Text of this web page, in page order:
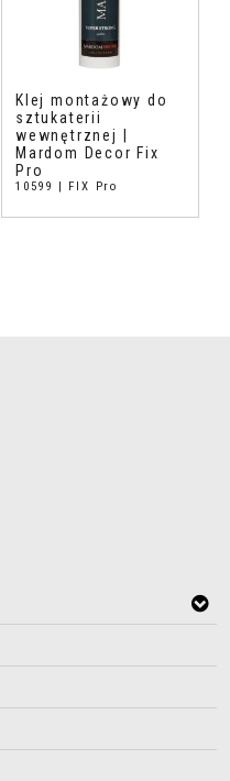
Klej montażowy do
sztukaterii
wewnętrznej |
Mardom Decor Fix
Pro
10599 | FIX Pro